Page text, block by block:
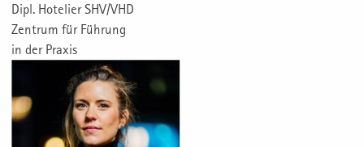
Dipl. Hotelier SHV/VHD
Zentrum für Führung
in der Praxis